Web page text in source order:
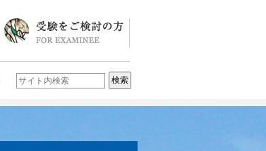
学校説明会・イベント一覧
入試要項・入試結果
Q&A
お問い合わせ
学校案内パンフレット